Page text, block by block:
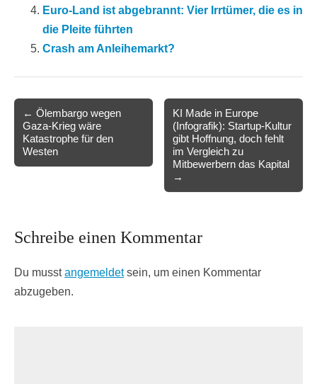
Euro-Land ist abgebrannt: Vier Irrtümer, die es in
die Pleite führten
Crash am Anleihemarkt?
Post
navigation
← Ölembargo wegen
Gaza-Krieg wäre
Katastrophe für den
Westen
KI Made in Europe
(Infografik): Startup-Kultur
gibt Hoffnung, doch fehlt
im Vergleich zu
Mitbewerbern das Kapital
→
Schreibe einen Kommentar
Du musstangemeldetsein, um einen Kommentar
abzugeben.